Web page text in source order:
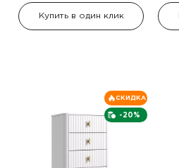
Купить в один клик
-20%
СКИДКА